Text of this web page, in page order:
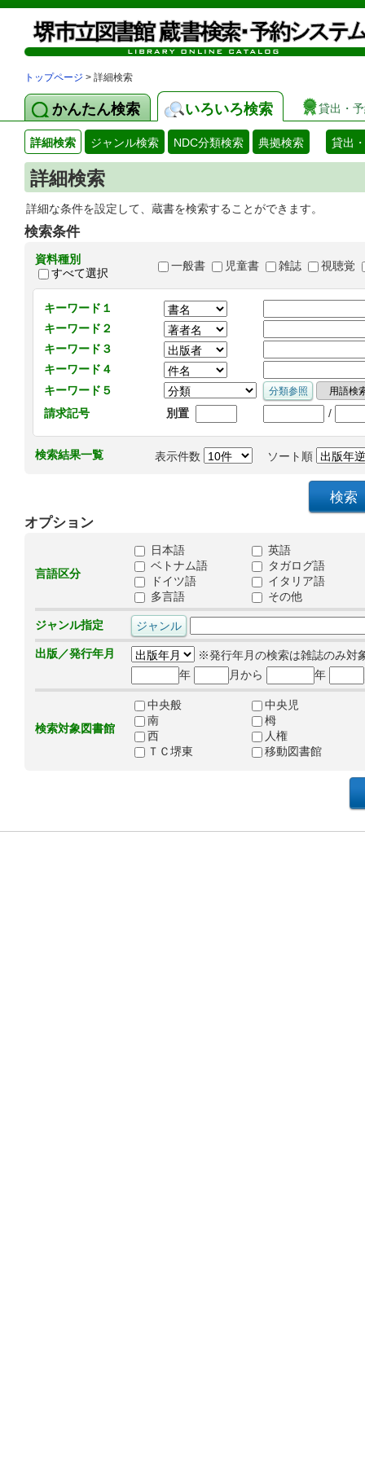
トップページ > 詳細検索
かんたん検索 いろいろ検索 貸出・
詳細検索 ジャンル検索 NDC分類検索 典拠検索 貸出
詳細検索
詳細な条件を設定して、蔵書を検索することができます。
検索条件
資料種別
すべて選択
一般書 児童書 雑誌 視聴覚
キーワード１
キーワード２
キーワード３
キーワード４
キーワード５
請求記号
別置 /
検索結果一覧 表示件数 ソート順
オプション
言語区分
日本語
英語
ベトナム語
タガログ語
ドイツ語
イタリア語
多言語
その他
ジャンル指定
出版／発行年月
※発行年月の検索は雑誌のみ対
年
月から 年
検索対象図書館
中央般
中央児
南
栂
西
人権
ＴＣ堺東
移動図書館